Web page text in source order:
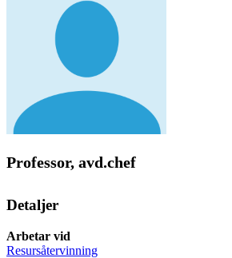
Professor, avd.chef
Detaljer
Arbetar vid
Resursåtervinning